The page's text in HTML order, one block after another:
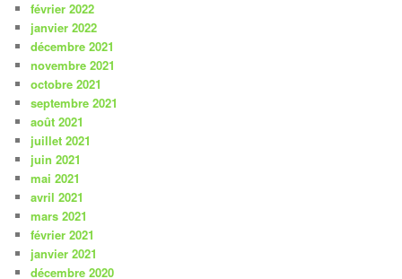
février 2022
janvier 2022
décembre 2021
novembre 2021
octobre 2021
septembre 2021
août 2021
juillet 2021
juin 2021
mai 2021
avril 2021
mars 2021
février 2021
janvier 2021
décembre 2020